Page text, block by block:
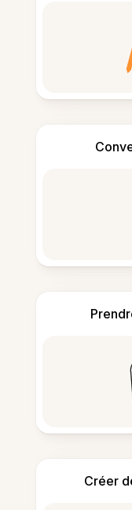
Créer